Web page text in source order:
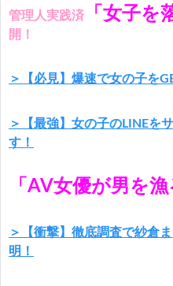
管理人実践済 「女子を
開！
＞【必見】爆速で女の子を
＞【最強】女の子のLINEを
す！
「AV女優が男を漁
＞【衝撃】徹底調査で紗倉
明！